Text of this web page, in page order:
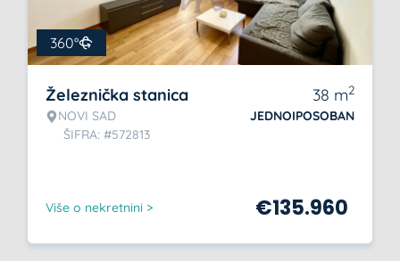
360°
Železnička stanica
NOVI SAD
ŠIFRA: #572813
38 m2
JEDNOIPOSOBAN
Više o nekretnini > €135.960